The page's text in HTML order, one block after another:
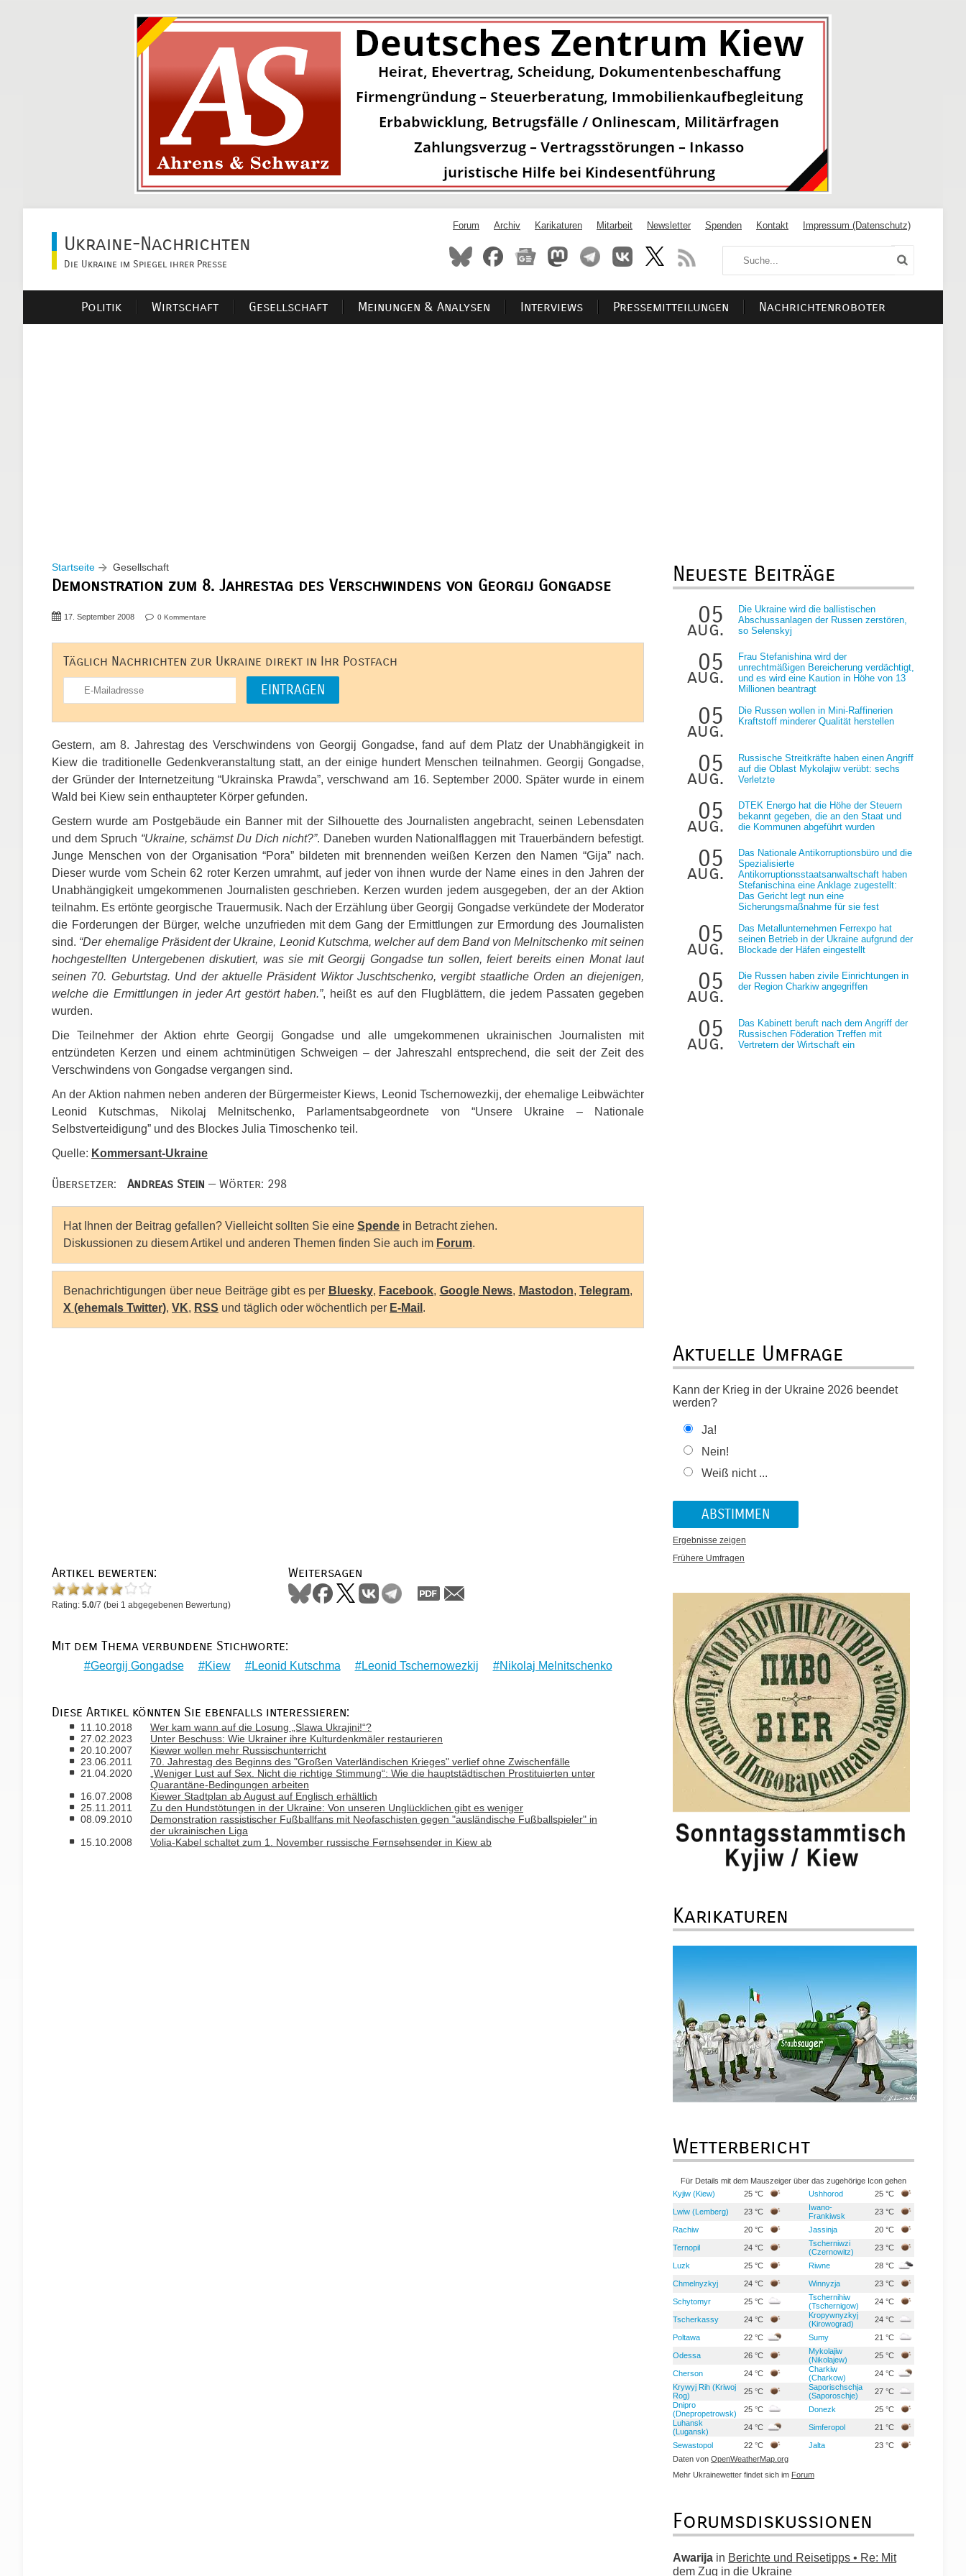
Ukraine-Nachrichten
Die Ukraine im Spiegel ihrer Presse
Forum Archiv Karikaturen Mitarbeit Newsletter Spenden Kontakt Impressum (Datenschutz)
Politik Wirtschaft Gesellschaft Meinungen & Analysen Interviews Pressemitteilungen Nachrichtenroboter
Startseite Gesellschaft
Demonstration zum 8. Jahrestag des Verschwindens von Georgij Gongadse
17. September 2008 0 Kommentare
Täglich Nachrichten zur Ukraine direkt in Ihr Postfach
Gestern, am 8. Jahrestag des Verschwindens von Georgij Gongadse, fand auf dem Platz der Unabhängigkeit in
Kiew die traditionelle Gedenkveranstaltung statt, an der einige hundert Menschen teilnahmen. Georgij Gongadse,
der Gründer der Internetzeitung “Ukrainska Prawda”, verschwand am 16. September 2000. Später wurde in einem
Wald bei Kiew sein enthaupteter Körper gefunden.
Gestern wurde am Postgebäude ein Banner mit der Silhouette des Journalisten angebracht, seinen Lebensdaten
und dem Spruch “Ukraine, schämst Du Dich nicht?”. Daneben wurden Nationalflaggen mit Trauerbändern befestigt.
Junge Menschen von der Organisation “Pora” bildeten mit brennenden weißen Kerzen den Namen “Gija” nach.
Dieser wurde vom Schein 62 roter Kerzen umrahmt, auf jeder von ihnen wurde der Name eines in den Jahren der
Unabhängigkeit umgekommenen Journalisten geschrieben. Kerzen wurden jedem ausgegeben, der an der Aktion
teilnahm. Es ertönte georgische Trauermusik. Nach der Erzählung über Georgij Gongadse verkündete der Moderator
die Forderungen der Bürger, welche unzufrieden mit dem Gang der Ermittlungen zur Ermordung des Journalisten
sind. “Der ehemalige Präsident der Ukraine, Leonid Kutschma, welcher auf dem Band von Melnitschenko mit seinen
hochgestellten Untergebenen diskutiert, was sie mit Georgij Gongadse tun sollen, feiert bereits einen Monat laut
seinen 70. Geburtstag. Und der aktuelle Präsident Wiktor Juschtschenko, vergibt staatliche Orden an diejenigen,
welche die Ermittlungen in jeder Art gestört haben.”, heißt es auf den Flugblättern, die jedem Passaten gegeben
wurden.
Die Teilnehmer der Aktion ehrte Georgij Gongadse und alle umgekommenen ukrainischen Journalisten mit
entzündeten Kerzen und einem achtminütigen Schweigen – der Jahreszahl entsprechend, die seit der Zeit des
Verschwindens von Gongadse vergangen sind.
An der Aktion nahmen neben anderen der Bürgermeister Kiews, Leonid Tschernowezkij, der ehemalige Leibwächter
Leonid Kutschmas, Nikolaj Melnitschenko, Parlamentsabgeordnete von “Unsere Ukraine – Nationale
Selbstverteidigung” und des Blockes Julia Timoschenko teil.
Quelle: Kommersant-Ukraine
Übersetzer: Andreas Stein — Wörter: 298
Hat Ihnen der Beitrag gefallen? Vielleicht sollten Sie eine Spende in Betracht ziehen.
Diskussionen zu diesem Artikel und anderen Themen finden Sie auch im Forum.
Benachrichtigungen über neue Beiträge gibt es per Bluesky, Facebook, Google News, Mastodon, Telegram,
X (ehemals Twitter), VK, RSS und täglich oder wöchentlich per E-Mail .
Artikel bewerten:
Rating: 5.0/7 (bei 1 abgegebenen Bewertung)
Weitersagen
Mit dem Thema verbundene Stichworte:
Georgij Gongadse Kiew Leonid Kutschma Leonid Tschernowezkij Nikolaj Melnitschenko
Diese Artikel könnten Sie ebenfalls interessieren:
11.10.2018
Wer kam wann auf die Losung „Slawa Ukrajini!“?
27.02.2023
Unter Beschuss: Wie Ukrainer ihre Kulturdenkmäler restaurieren
20.10.2007
Kiewer wollen mehr Russischunterricht
23.06.2011
70. Jahrestag des Beginns des "Großen Vaterländischen Krieges" verlief ohne Zwischenfälle
21.04.2020
„Weniger Lust auf Sex. Nicht die richtige Stimmung“: Wie die hauptstädtischen Prostituierten unter
Quarantäne-Bedingungen arbeiten
16.07.2008
Kiewer Stadtplan ab August auf Englisch erhältlich
25.11.2011
Zu den Hundstötungen in der Ukraine: Von unseren Unglücklichen gibt es weniger
08.09.2010
Demonstration rassistischer Fußballfans mit Neofaschisten gegen "ausländische Fußballspieler" in
der ukrainischen Liga
15.10.2008
Volia-Kabel schaltet zum 1. November russische Fernsehsender in Kiew ab
Neueste Beiträge
05
aug.
Die Ukraine wird die ballistischen
Abschussanlagen der Russen zerstören,
so Selenskyj
05
aug.
Frau Stefanishina wird der
unrechtmäßigen Bereicherung verdächtigt,
und es wird eine Kaution in Höhe von 13
Millionen beantragt
05
aug.
Die Russen wollen in Mini-Raffinerien
Kraftstoff minderer Qualität herstellen
05
aug.
Russische Streitkräfte haben einen Angriff
auf die Oblast Mykolajiw verübt: sechs
Verletzte
05
aug.
DTEK Energo hat die Höhe der Steuern
bekannt gegeben, die an den Staat und
die Kommunen abgeführt wurden
05
aug.
Das Nationale Antikorruptionsbüro und die
Spezialisierte
Antikorruptionsstaatsanwaltschaft haben
Stefanischina eine Anklage zugestellt:
Das Gericht legt nun eine
Sicherungsmaßnahme für sie fest
05
aug.
Das Metallunternehmen Ferrexpo hat
seinen Betrieb in der Ukraine aufgrund der
Blockade der Häfen eingestellt
05
aug.
Die Russen haben zivile Einrichtungen in
der Region Charkiw angegriffen
05
aug.
Das Kabinett beruft nach dem Angriff der
Russischen Föderation Treffen mit
Vertretern der Wirtschaft ein
Aktuelle Umfrage
Kann der Krieg in der Ukraine 2026 beendet
werden?
Ja!
Nein!
Weiß nicht ...
Ergebnisse zeigen
Frühere Umfragen
Karikaturen
Wetterbericht
Für Details mit dem Mauszeiger über das zugehörige Icon gehen
Kyjiw (Kiew)
25 °C Ushhorod 25 °C
Lwiw (Lemberg) 23 °C
Iwano-
Frankiwsk
23 °C
Rachiw 20 °C Jassinja 20 °C
Ternopil 24 °C
Tscherniwzi
(Czernowitz)
23 °C
Luzk 25 °C Riwne 28 °C
Chmelnyzkyj 24 °C Winnyzja 23 °C
Schytomyr 25 °C
Tschernihiw
(Tschernigow)
24 °C
Tscherkassy 24 °C
Kropywnyzkyj
(Kirowograd)
24 °C
Poltawa 22 °C Sumy 21 °C
Odessa 26 °C
Mykolajiw
(Nikolajew)
25 °C
Cherson 24 °C
Charkiw
(Charkow)
24 °C
Krywyj Rih (Kriwoj
Rog)
25 °C
Saporischschja
(Saporoschje)
27 °C
Dnipro
(Dnepropetrowsk)
25 °C Donezk
25 °C
Luhansk
(Lugansk)
24 °C Simferopol 21 °C
Sewastopol 22 °C Jalta
23 °C
Daten von OpenWeatherMap.org
Mehr Ukrainewetter findet sich im Forum
Forumsdiskussionen
Awarija in Berichte und Reisetipps • Re: Mit
dem Zug in die Ukraine